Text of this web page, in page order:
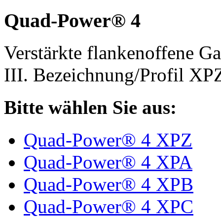
Quad-Power® 4
Verstärkte flankenoffene
III. Bezeichnung/Profil
Bitte wählen Sie aus:
Quad-Power® 4 XPZ
Quad-Power® 4 XPA
Quad-Power® 4 XPB
Quad-Power® 4 XPC